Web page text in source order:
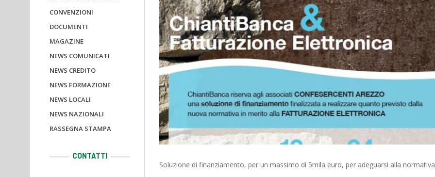
Soluzione di finanziamento, per un massimo di 5mila euro, per adeguarsi alla normativa
CONVENZIONI
DOCUMENTI
MAGAZINE
NEWS COMUNICATI
NEWS CREDITO
NEWS FORMAZIONE
NEWS LOCALI
NEWS NAZIONALI
RASSEGNA STAMPA
CONTATTI